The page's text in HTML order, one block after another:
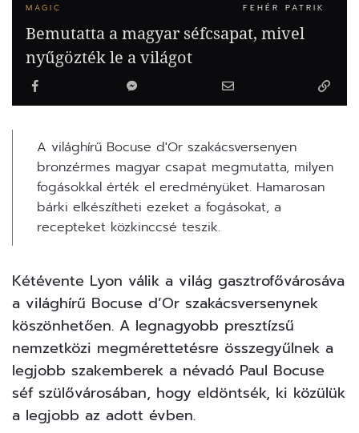
MAGIC FEHÉR PATRIK
Bemutatta a magyar séfcsapat, mivel
nyűgözték le a világot
A világhírű Bocuse d'Or szakácsversenyen
bronzérmes magyar csapat megmutatta, milyen
fogásokkal érték el eredményüket. Hamarosan
bárki elkészítheti ezeket a fogásokat, a
recepteket közkinccsé teszik.
Kétévente Lyon válik a világ gasztrofővárosáva
a világhírű Bocuse d’Or szakácsversenynek
köszönhetően. A legnagyobb presztízsű
nemzetközi megmérettetésre összegyűlnek a
legjobb szakemberek a névadó Paul Bocuse
séf szülővárosában, hogy eldöntsék, ki közülük
a legjobb az adott évben.